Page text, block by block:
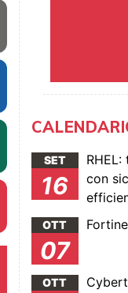
SET
16
con
OTT
07
OTT